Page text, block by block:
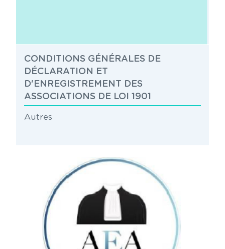
CONDITIONS GÉNÉRALES DE
DÉCLARATION ET
D'ENREGISTREMENT DES
ASSOCIATIONS DE LOI 1901
Autres